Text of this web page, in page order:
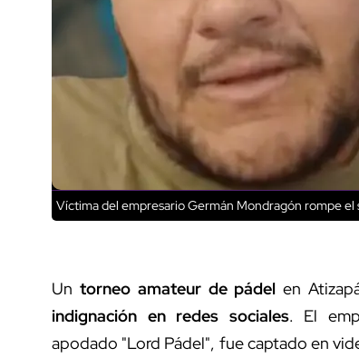
Víctima del empresario Germán Mondragón rompe el
Un torneo amateur de pádel en
indignación en redes sociales. El
apodado "Lord Pádel", fue captado en